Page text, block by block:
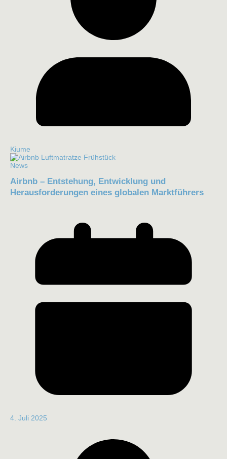
Kiume
News
Airbnb – Entstehung, Entwicklung und
Herausforderungen eines globalen Marktführers
4. Juli 2025